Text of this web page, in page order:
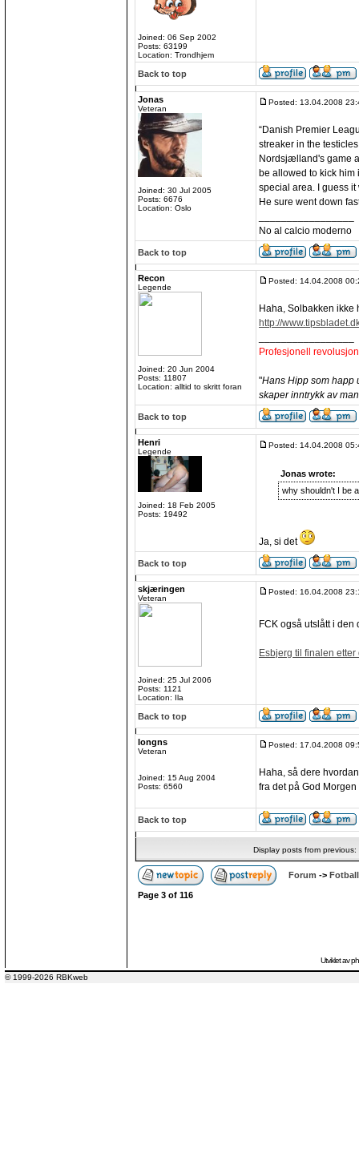
Joined: 06 Sep 2002
Posts: 63199
Location: Trondhjem
Back to top
Jonas
Veteran
Joined: 30 Jul 2005
Posts: 6676
Location: Oslo
Posted: 13.04.2008
“Danish Premier
streaker in the
Nordsjælland's game
be allowed to kick him
special area. I guess it
He sure went down
No al calcio moderno
Back to top
Recon
Legende
Joined: 20 Jun 2004
Posts: 11807
Location: alltid to skritt foran
Posted: 14.04.2008
Haha, Solbakken ikke
http://
Profesjonell
"Hans Hipp som happ
skaper inntrykk av
Back to top
Henri
Legende
Joined: 18 Feb 2005
Posts: 19492
Posted: 14.04.2008
Jonas wrote:
why shouldn't I be
Ja, si det
Back to top
skjæringen
Veteran
Joined: 25 Jul 2006
Posts: 1121
Location: Ila
Posted: 16.04.2008
FCK også utslått i
Esbjerg til finalen etter
Back to top
longns
Veteran
Joined: 15 Aug 2004
Posts: 6560
Posted: 17.04.2008
Haha, så dere
fra det på God Morgen
Back to top
Display posts from previous:
Forum ->
Page 3 of 116
Utviklet av
© 1999-2026 RBKweb